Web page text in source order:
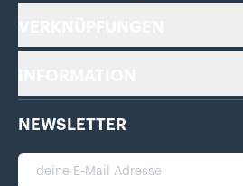
NEWSLETTER
deine E-Mail Adresse